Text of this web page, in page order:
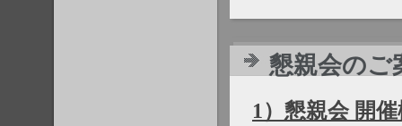
懇親会のご
1）懇親会 開